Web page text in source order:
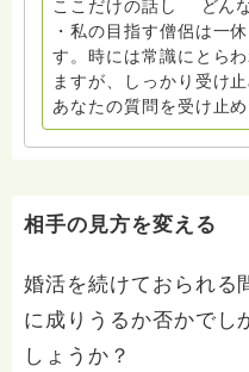
ここだけの話し どん
・私の目指す僧侶は一
す。時には常識にとら
ますが、しっかり受け
あなたの質問を受け止
相手の見方を変える
婚活を続けておられる
に成りうるか否かでし
しょうか？